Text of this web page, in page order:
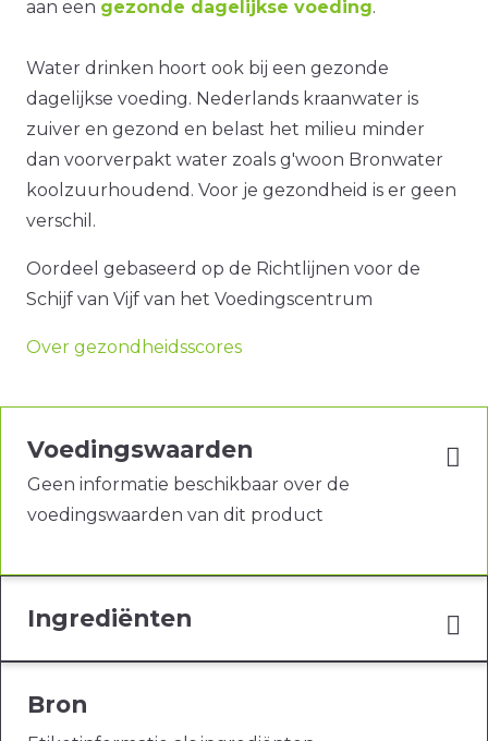
aan een gezonde dagelijkse voeding.
Water drinken hoort ook bij een gezonde
dagelijkse voeding. Nederlands kraanwater is
zuiver en gezond en belast het milieu minder
dan voorverpakt water zoals g'woon Bronwater
koolzuurhoudend. Voor je gezondheid is er geen
verschil.
Oordeel gebaseerd op de Richtlijnen voor de
Schijf van Vijf van het Voedingscentrum
Over gezondheidsscores
Voedingswaarden
Geen informatie beschikbaar over de
voedingswaarden van dit product
Ingrediënten
Bron